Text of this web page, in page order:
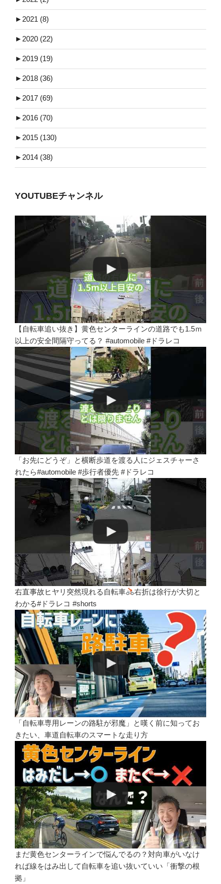
► 2021 (8)
► 2020 (22)
► 2019 (19)
► 2018 (36)
► 2017 (69)
► 2016 (70)
► 2015 (130)
► 2014 (38)
YOUTUBEチャンネル
【自転車追い抜き】黄色センターラインの道路でも1.5ｍ
以上の安全間隔守ってる？ #automobile #ドラレコ
「お先にどうぞ」と横断歩道を渡る人にジェスチャーさ
れたら#automobile #歩行者優先 #ドラレコ
右直事故ヒヤリ突然現れる自転車
右折は徐行が大切と
わかる#ドラレコ #shorts
「自転車専用レーンの路駐が邪魔」と嘆く前に知ってお
きたい、車道自転車のスマートな走り方
まだ黄色センターラインで悩んでるの？対向車がいなけ
れば線をはみ出して自転車を追い抜いていい「衝撃の根
拠」